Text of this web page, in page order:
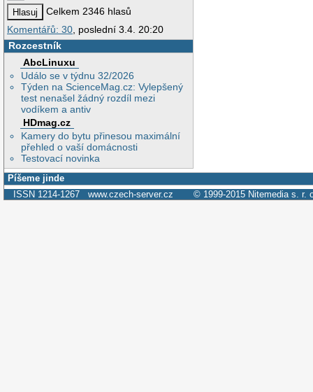
Celkem 2346 hlasů
Komentářů: 30 , poslední 3.4. 20:20
Rozcestník
AbcLinuxu
Událo se v týdnu 32/2026
Týden na ScienceMag.cz: Vylepšený
test nenašel žádný rozdíl mezi
vodíkem a antiv
HDmag.cz
Kamery do bytu přinesou maximální
přehled o vaší domácnosti
Testovací novinka
Píšeme jinde
ISSN 1214-1267 www.czech-server.cz © 1999-2015 Nitemedia s. r.